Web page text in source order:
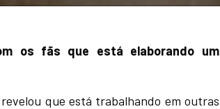
os fãs que está elaborando um
que está trabalhando em outras